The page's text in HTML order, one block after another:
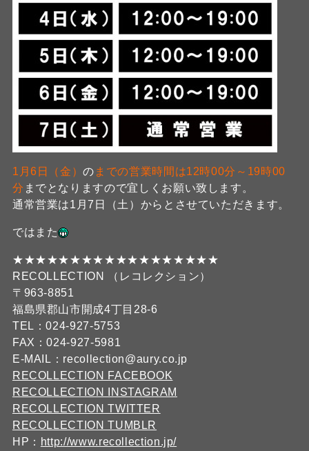
1月6日（金）の までの営業時間は12時00分～19時00
分 までとなりますので宜しくお願い致します。
通常営業は1月7日（土）からとさせていただきます。
ではまた
★★★★★★★★★★★★★★★★★★
RECOLLECTION （レコレクション）
〒963-8851
福島県郡山市開成4丁目28-6
TEL：024-927-5753
FAX：024-927-5981
E-MAIL：recollection@aury.co.jp
RECOLLECTION FACEBOOK
RECOLLECTION INSTAGRAM
RECOLLECTION TWITTER
RECOLLECTION TUMBLR
HP： http://www.recollection.jp/